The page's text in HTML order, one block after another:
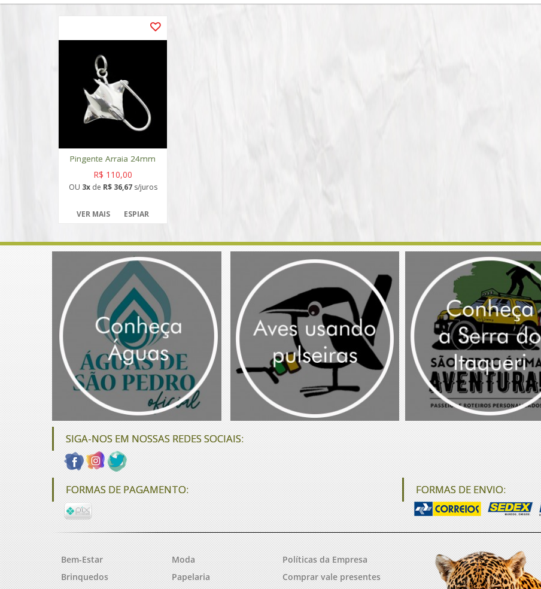
Pingente Arraia 24mm
R$ 110,00
OU 3xde R$ 36,67s/juros
VER MAIS ESPIAR
SIGA-NOS EM NOSSAS REDES SOCIAIS:
FORMAS DE PAGAMENTO: FORMAS DE ENVIO:
Bem-Estar
Brinquedos
Moda
Papelaria
Políticas da Empresa
Comprar vale presentes